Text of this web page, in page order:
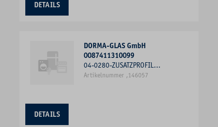
DETAILS
DORMA-GLAS GmbH
0087411310099
04-0280-ZUSATZPROFIL
2000MM
Artikelnummer ,146057
DETAILS